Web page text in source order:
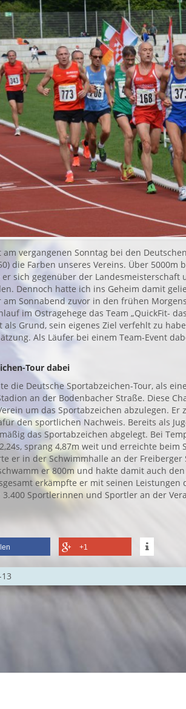
vergangenen Sonntag bei den
die Farben unseres Vereins. Über 5000m
sich gegenüber der Landesmeisterschaft
Dennoch hatte ich ins Geheim damit
am Sonnabend zuvor in den frühen
im Ostragehege das Team „QuickFit-
Grund, sein eigenes Ziel verfehlt zu
Als Läufer bei einem Team-Event
Tour dabei
die Deutsche Sportabzeichen-Tour, als
an der Bodenbacher Straße. Diese
um das Sportabzeichen abzulegen.
den sportlichen Nachweis. Bereits als
das Sportabzeichen abgelegt. Bei
sprang 4,87m weit und erreichte beim
er in der Schwimmhalle an der
er 800m und hakte damit auch
erkämpfte er mit seinen Leistungen
Sportlerinnen und Sportler an der
+1